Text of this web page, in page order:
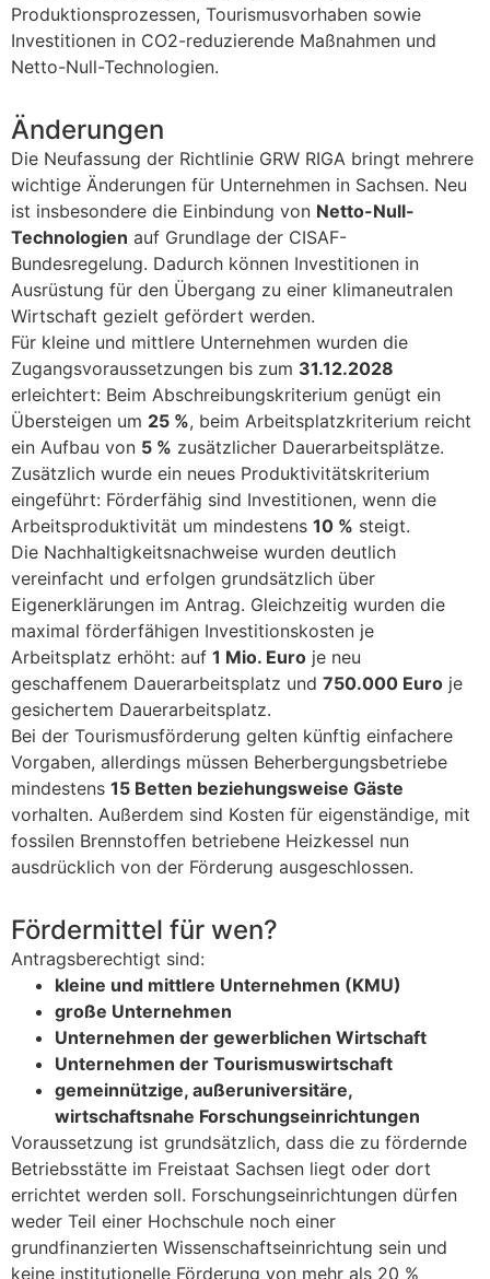
Produktionsprozessen, Tourismusvorhaben sowie
Investitionen in CO2-reduzierende Maßnahmen und
Netto-Null-Technologien.
Änderungen
Die Neufassung der Richtlinie GRW RIGA bringt mehrere
wichtige Änderungen für Unternehmen in Sachsen. Neu
ist insbesondere die Einbindung von Netto-Null-
Technologien auf Grundlage der CISAF-
Bundesregelung. Dadurch können Investitionen in
Ausrüstung für den Übergang zu einer klimaneutralen
Wirtschaft gezielt gefördert werden.
Für kleine und mittlere Unternehmen wurden die
Zugangsvoraussetzungen bis zum 31.12.2028
erleichtert: Beim Abschreibungskriterium genügt ein
Übersteigen um 25 %, beim Arbeitsplatzkriterium reicht
ein Aufbau von 5 % zusätzlicher Dauerarbeitsplätze.
Zusätzlich wurde ein neues Produktivitätskriterium
eingeführt: Förderfähig sind Investitionen, wenn die
Arbeitsproduktivität um mindestens 10 % steigt.
Die Nachhaltigkeitsnachweise wurden deutlich
vereinfacht und erfolgen grundsätzlich über
Eigenerklärungen im Antrag. Gleichzeitig wurden die
maximal förderfähigen Investitionskosten je
Arbeitsplatz erhöht: auf 1 Mio. Euro je neu
geschaffenem Dauerarbeitsplatz und 750.000 Euro je
gesichertem Dauerarbeitsplatz.
Bei der Tourismusförderung gelten künftig einfachere
Vorgaben, allerdings müssen Beherbergungsbetriebe
mindestens 15 Betten beziehungsweise Gäste
vorhalten. Außerdem sind Kosten für eigenständige, mit
fossilen Brennstoffen betriebene Heizkessel nun
ausdrücklich von der Förderung ausgeschlossen.
Fördermittel für wen?
Antragsberechtigt sind:
kleine und mittlere Unternehmen (KMU)
große Unternehmen
Unternehmen der gewerblichen Wirtschaft
Unternehmen der Tourismuswirtschaft
gemeinnützige, außeruniversitäre,
wirtschaftsnahe Forschungseinrichtungen
Voraussetzung ist grundsätzlich, dass die zu fördernde
Betriebsstätte im Freistaat Sachsen liegt oder dort
errichtet werden soll. Forschungseinrichtungen dürfen
weder Teil einer Hochschule noch einer
grundfinanzierten Wissenschaftseinrichtung sein und
keine institutionelle Förderung von mehr als 20 %